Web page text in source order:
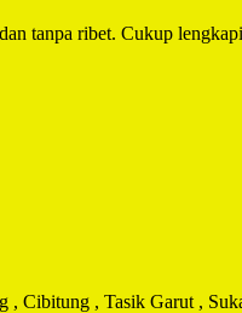
tanpa ribet. Cukup
, Cibitung , Tasik Garut ,